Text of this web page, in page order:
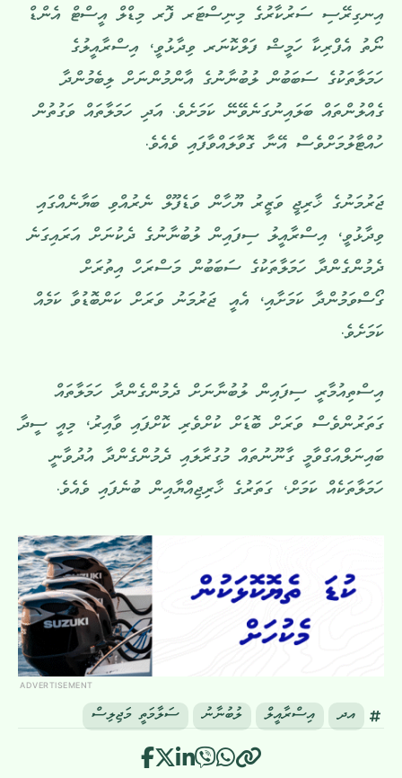
އިނގިރޭސި ސަރުކާރުގެ މިނިސްޓަރ ފޮރ މިޑްލް އީސްޓް އެންޑް
ނޯތު އެފްރިކާ ހަމީޝް ފަލްކޮނަރ ވިދާޅުވީ، އިސްރާއީލުގެ
ހަމަލާތަކުގެ ސަބަބުން ލުބުނާނުގެ އާންމުންނަށް ލިބެމުންދާ
ގެއްލުންތައް ބަލައިނުގަނެވޭނޭ ކަމަށެވެ. އަދި ހަމަލާތައް ވަގުތުން
ހުއްޓާލުމަށްވެސް އޭނާ ގޮވާލައްވާފައި ވެއެވެ.
ޖަރުމަނުގެ ޚާރިޖީ ވަޒީރު ޔޫހާން ވަޑެފޫލް ނެރުއްވި ބަޔާނެއްގައި
ވިދާޅުވީ، އިސްރާއީލު ސިފައިން ލުބުނާނުގެ ދެކުނަށް އަރައިގަނެ
ދެމުންގެންދާ ހަމަލާތަކުގެ ސަބަބުން މަސްރަހް އިތުރަށް
ގޯސްވަމުންދާ ކަމަށާއި، އެއީ ޖަރުމަނު ވަރަށް ކަންބޮޑުވާ ކަމެއް
ކަމަށެވެ.
އިސްތިއުމާރީ ސިފައިން ލުބުނާނަށް ދެމުންގެންދާ ހަމަލާތައް
ގަތަރުންވެސް ވަރަށް ބޮޑަށް ކުށްވެރި ކޮށްފައި ވާއިރު، މިއީ ސީދާ
ބައިނަލްއަގްވާމީ ގާނޫނުތައް މުގުރާލައި ދެމުންގެންދާ އުދުވާނީ
ހަމަލާތަކެއް ކަމަށް، ގަތަރުގެ ޚާރިޖިއްޔާއިން ބުނެފައި ވެއެވެ.
ADVERTISEMENT
އދ އިސްރާއީލް ލުބުނާނު ސަލާމަތީ މަޖިލިސް